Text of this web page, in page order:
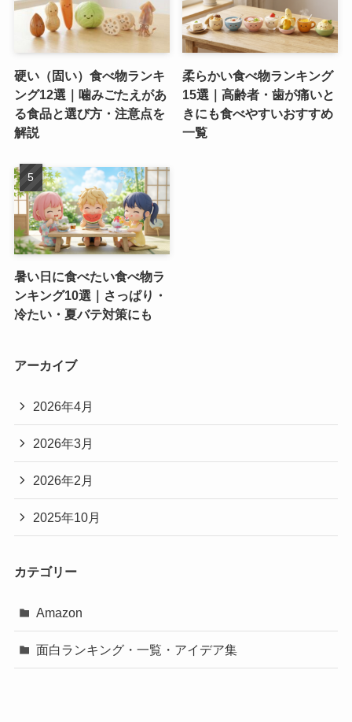
硬い（固い）食べ物ランキ
ング12選｜噛みごたえがあ
る食品と選び方・注意点を
解説
柔らかい食べ物ランキング
15選｜高齢者・歯が痛いと
きにも食べやすいおすすめ
一覧
暑い日に食べたい食べ物ラ
ンキング10選｜さっぱり・
冷たい・夏バテ対策にも
アーカイブ
2026年4月
2026年3月
2026年2月
2025年10月
カテゴリー
Amazon
面白ランキング・一覧・アイデア集